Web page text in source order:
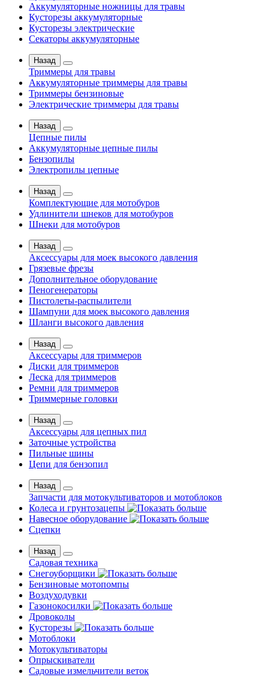
Аккумуляторные ножницы для травы
Кусторезы аккумуляторные
Кусторезы электрические
Секаторы аккумуляторные
Назад
Триммеры для травы
Аккумуляторные триммеры для травы
Триммеры бензиновые
Электрические триммеры для травы
Назад
Цепные пилы
Аккумуляторные цепные пилы
Бензопилы
Электропилы цепные
Назад
Комплектующие для мотобуров
Удлинители шнеков для мотобуров
Шнеки для мотобуров
Назад
Аксессуары для моек высокого давления
Грязевые фрезы
Дополнительное оборудование
Пеногенераторы
Пистолеты-распылители
Шампуни для моек высокого давления
Шланги высокого давления
Назад
Аксессуары для триммеров
Диски для триммеров
Леска для триммеров
Ремни для триммеров
Триммерные головки
Назад
Аксессуары для цепных пил
Заточные устройства
Пильные шины
Цепи для бензопил
Назад
Запчасти для мотокультиваторов и мотоблоков
Колеса и грунтозацепы
Навесное оборудование
Сцепки
Назад
Садовая техника
Снегоуборщики
Бензиновые мотопомпы
Воздуходувки
Газонокосилки
Дровоколы
Кусторезы
Мотоблоки
Мотокультиваторы
Опрыскиватели
Садовые измельчители веток